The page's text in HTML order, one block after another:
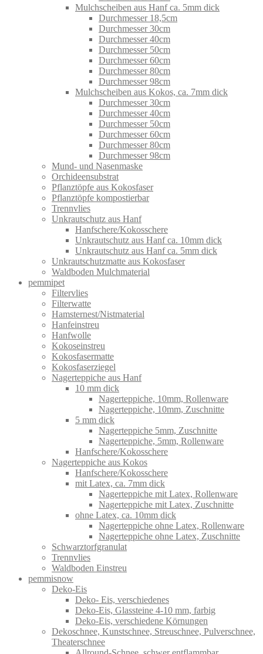
Mulchscheiben aus Hanf ca. 5mm dick
Durchmesser 18,5cm
Durchmesser 30cm
Durchmesser 40cm
Durchmesser 50cm
Durchmesser 60cm
Durchmesser 80cm
Durchmesser 98cm
Mulchscheiben aus Kokos, ca. 7mm dick
Durchmesser 30cm
Durchmesser 40cm
Durchmesser 50cm
Durchmesser 60cm
Durchmesser 80cm
Durchmesser 98cm
Mund- und Nasenmaske
Orchideensubstrat
Pflanztöpfe aus Kokosfaser
Pflanztöpfe kompostierbar
Trennvlies
Unkrautschutz aus Hanf
Hanfschere/Kokosschere
Unkrautschutz aus Hanf ca. 10mm dick
Unkrautschutz aus Hanf ca. 5mm dick
Unkrautschutzmatte aus Kokosfaser
Waldboden Mulchmaterial
pemmipet
Filtervlies
Filterwatte
Hamsternest/Nistmaterial
Hanfeinstreu
Hanfwolle
Kokoseinstreu
Kokosfasermatte
Kokosfaserziegel
Nagerteppiche aus Hanf
10 mm dick
Nagerteppiche, 10mm, Rollenware
Nagerteppiche, 10mm, Zuschnitte
5 mm dick
Nagerteppiche 5mm, Zuschnitte
Nagerteppiche, 5mm, Rollenware
Hanfschere/Kokosschere
Nagerteppiche aus Kokos
Hanfschere/Kokosschere
mit Latex, ca. 7mm dick
Nagerteppiche mit Latex, Rollenware
Nagerteppiche mit Latex, Zuschnitte
ohne Latex, ca. 10mm dick
Nagerteppiche ohne Latex, Rollenware
Nagerteppiche ohne Latex, Zuschnitte
Schwarztorfgranulat
Trennvlies
Waldboden Einstreu
pemmisnow
Deko-Eis
Deko- Eis, verschiedenes
Deko-Eis, Glassteine 4-10 mm, farbig
Deko-Eis, verschiedene Körnungen
Dekoschnee, Kunstschnee, Streuschnee, Pulverschnee,
Theaterschnee